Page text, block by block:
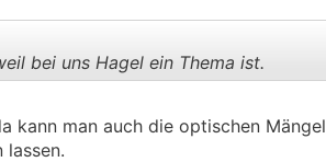
bei uns Hagel ein Thema ist.
kann man auch die optischen Mängel
lassen.